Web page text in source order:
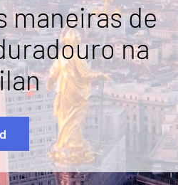
maneiras de
na